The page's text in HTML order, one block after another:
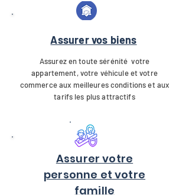
Assurer vos biens
Assurez en toute sérénité votre
appartement, votre véhicule et votre
commerce aux meilleures conditions et aux
tarifs les plus attractifs
Assurer votre
personne et votre
famille